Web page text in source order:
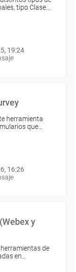
tipo Clase…
19:24
herramienta
que…
16:26
y
de
en…